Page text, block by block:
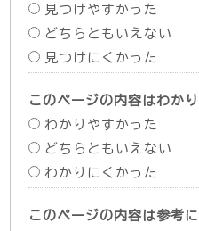
見つけやすかった
どちらともいえない
見つけにくかった
このページの内容はわか
わかりやすかった
どちらともいえない
わかりにくかった
このページの内容は参考